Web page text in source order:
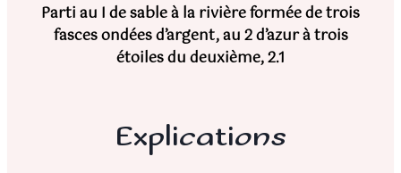
Parti au I de sable à la rivière formée de trois
fasces ondées d’argent, au 2 d’azur à trois
étoiles du deuxième, 2.1
Explications